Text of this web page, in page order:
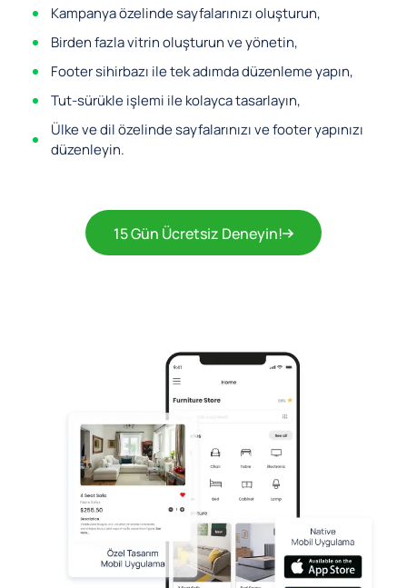
Kampanya özelinde sayfalarınızı oluşturun,
Birden fazla vitrin oluşturun ve yönetin,
Footer sihirbazı ile tek adımda düzenleme yapın,
Tut-sürükle işlemi ile kolayca tasarlayın,
Ülke ve dil özelinde sayfalarınızı ve footer yapınızı
düzenleyin.
15 Gün Ücretsiz Deneyin!